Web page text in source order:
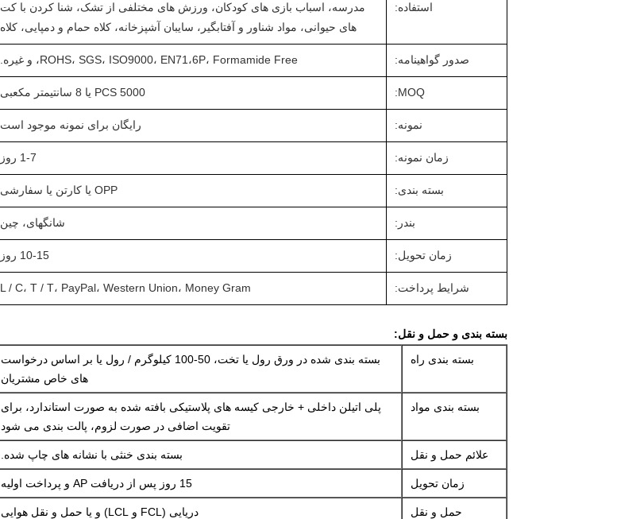
استفاده:
مدرسه، اسباب بازی های کودکان، ورزش های مختلفی از تشک، شنا کردن با کت
های حیوانی، مواد شناور و آفتابگیر، سایبان آشپزخانه، کلاه حمام و دمپایی، کلاه
صدور گواهینامه: ROHS، SGS، ISO9000، EN71،6P، Formamide Free، و غیره.
MOQ: 5000 PCS یا 8 سانتیمتر مکعبی
نمونه: رایگان برای نمونه موجود است
زمان نمونه: 1-7 روز
بسته بندی: OPP یا کارتن یا سفارشی
بندر: شانگهای، چین
زمان تحویل: 10-15 روز
شرایط پرداخت: L / C، T / T، PayPal، Western Union، Money Gram
بسته بندی و حمل و نقل:
بسته بندی راه
بسته بندی شده در ورق رول یا تخت، 50-100 کیلوگرم / رول یا بر اساس درخواست
های خاص مشتریان
بسته بندی مواد
پلی اتیلن داخلی + خارجی کیسه های پلاستیکی بافته شده به صورت استاندارد، برای
تقویت اضافی در صورت لزوم، پالت بندی می شود
علائم حمل و نقل بسته بندی خنثی با نشانه های چاپ شده.
زمان تحویل 15 روز پس از دریافت AP و پرداخت اولیه
حمل و نقل دریایی (FCL و LCL) و یا حمل و نقل هوایی